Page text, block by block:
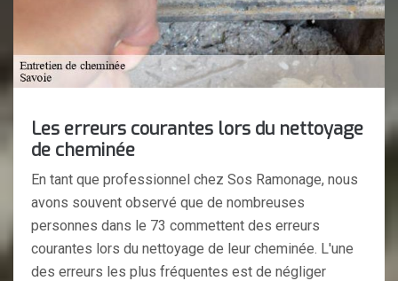
Les erreurs courantes lors du nettoyage
de cheminée
En tant que professionnel chez Sos Ramonage, nous
avons souvent observé que de nombreuses
personnes dans le 73 commettent des erreurs
courantes lors du nettoyage de leur cheminée. L'une
des erreurs les plus fréquentes est de négliger